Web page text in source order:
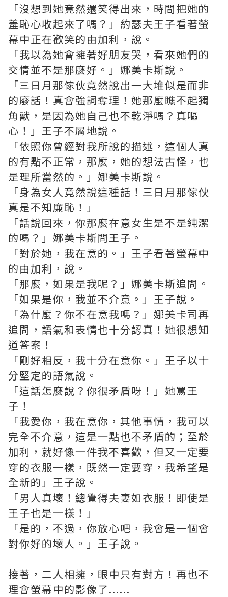
「沒想到她竟然還笑得出來，時間把她的
羞恥心收起來了嗎？」約瑟夫王子看著螢
幕中正在歡笑的由加利，說。
「我以為她會擁著好朋友哭，看來她們的
交情並不是那麼好。」娜美卡斯說。
「三日月那傢伙竟然說出一大堆似是而非
的廢話！真會強詞奪理！她那麼瞧不起獨
角獸，是因為她自己也不乾淨嗎？真嘔
心！」王子不屑地說。
「依照你曾經對我所說的描述，這個人真
的有點不正常，那麼，她的想法古怪，也
是理所當然的。」娜美卡斯說。
「身為女人竟然說這種話！三日月那傢伙
真是不知廉恥！」
「話說回來，你那麼在意女生是不是純潔
的嗎？」娜美卡斯問王子。
「對於她，我在意的。」王子看著螢幕中
的由加利，說。
「那麼，如果是我呢？」娜美卡斯追問。
「如果是你，我並不介意。」王子說。
「為什麼？你不在意我嗎？」娜美卡司再
追問，語氣和表情也十分認真！她很想知
道答案！
「剛好相反，我十分在意你。」王子以十
分堅定的語氣說。
「這話怎麼說？你很矛盾呀！」她罵王
子！
「我愛你，我在意你，其他事情，我可以
完全不介意，這是一點也不矛盾的；至於
加利，就好像一件我不喜歡，但又一定要
穿的衣服一樣，既然一定要穿，我希望是
全新的」王子說。
「男人真壞！總覺得夫妻如衣服！即使是
王子也是一樣！」
「是的，不過，你放心吧，我會是一個會
對你好的壞人。」王子說。
接著，二人相擁，眼中只有對方！再也不
理會螢幕中的影像了......